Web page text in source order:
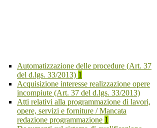
Automatizzazione delle procedure (Art. 37
del d.lgs. 33/2013) 1
Acquisizione interesse realizzazione opere
incompiute (Art. 37 del d.lgs. 33/2013)
Atti relativi alla programmazione di lavori,
opere, servizi e forniture / Mancata
redazione programmazione 1